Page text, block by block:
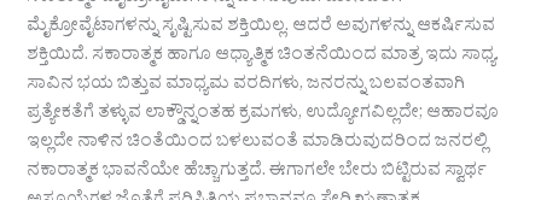
ಮೈಕ್ರೋವೈಟಾಗಳನ್ನು ಸೃಷ್ಟಿಸುವ ಶಕ್ತಿಯಿಲ್ಲ. ಆದರೆ ಅವುಗಳನ್ನು ಆಕರ್ಷಿಸುವ
ಶಕ್ತಿಯಿದೆ. ಸಕಾರಾತ್ಮಕ ಹಾಗೂ ಆಧ್ಯಾತ್ಮಿಕ ಚಿಂತನೆಯಿಂದ ಮಾತ್ರ ಇದು ಸಾಧ್ಯ.
ಸಾವಿನ ಭಯ ಬಿತ್ತುವ ಮಾಧ್ಯಮ ವರದಿಗಳು, ಜನರನ್ನು ಬಲವಂತವಾಗಿ
ಪ್ರತ್ಯೇಕತೆಗೆ ತಳ್ಳುವ ಲಾಕ್ಡೌನ್ನಂತಹ ಕ್ರಮಗಳು, ಉದ್ಯೋಗವಿಲ್ಲದೇ; ಆಹಾರವೂ
ಇಲ್ಲದೇ ನಾಳಿನ ಚಿಂತೆಯಿಂದ ಬಳಲುವಂತೆ ಮಾಡಿರುವುದರಿಂದ ಜನರಲ್ಲಿ
ನಕಾರಾತ್ಮಕ ಭಾವನೆಯೇ ಹೆಚ್ಚಾಗುತ್ತದೆ. ಈಗಾಗಲೇ ಬೇರು ಬಿಟ್ಟಿರುವ ಸ್ವಾರ್ಥ